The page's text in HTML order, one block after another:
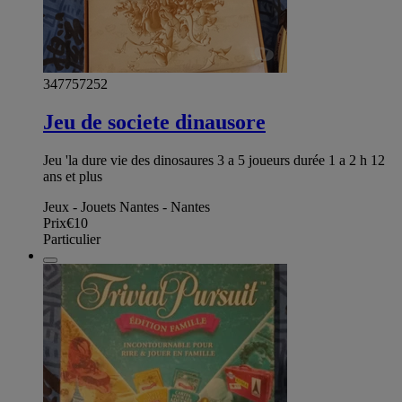
347757252
Jeu de societe dinausore
Jeu 'la dure vie des dinosaures 3 a 5 joueurs durée 1 a 2 h 12
ans et plus
Jeux - Jouets Nantes - Nantes
Prix€10
Particulier